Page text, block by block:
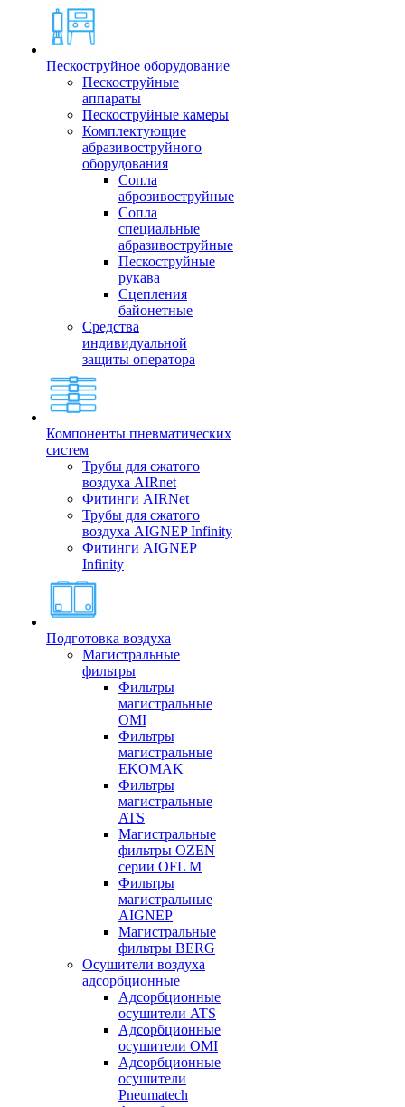
Пескоструйное оборудование
Пескоструйные
аппараты
Пескоструйные камеры
Комплектующие
абразивоструйного
оборудования
Сопла
аброзивоструйные
Сопла
специальные
абразивоструйные
Пескоструйные
рукава
Сцепления
байонетные
Средства
индивидуальной
защиты оператора
Компоненты пневматических
систем
Трубы для сжатого
воздуха AIRnet
Фитинги AIRNet
Трубы для сжатого
воздуха AIGNEP Infinity
Фитинги AIGNEP
Infinity
Подготовка воздуха
Магистральные
фильтры
Фильтры
магистральные
OMI
Фильтры
магистральные
EKOMAK
Фильтры
магистральные
ATS
Магистральные
фильтры OZEN
серии OFL M
Фильтры
магистральные
AIGNEP
Магистральные
фильтры BERG
Осушители воздуха
адсорбционные
Адсорбционные
осушители ATS
Адсорбционные
осушители OMI
Адсорбционные
осушители
Pneumatech